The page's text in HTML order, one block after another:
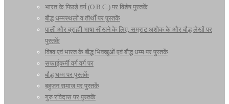
भारत के पिछड़े वर्ग (O.B.C.) पर विशेष पुस्तकें
बौद्ध धम्मस्थलों व तीर्थों पर पुस्तकें
पाली और ब्राह्मी भाषा सीखने के लिए, सम्राट अशोक के और बौद्ध लेखों पर
पुस्तकें
विश्व एवं भारत के बौद्ध भिक्खुओं एवं बौद्ध धम्म पर पुस्तकें
सफाईकर्मी वर्ग वर्ग पर
बौद्ध धम्म पर पुस्तकें
बहुजन समाज पर पुस्तकें
गुरु रविदास पर पुस्तकें